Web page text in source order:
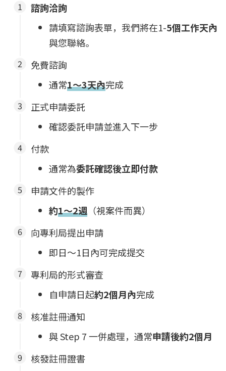
諮詢洽詢
請填寫諮詢表單，我們將在1-5個工作天內
與您聯絡。
免費諮詢
通常1～3天內完成
正式申請委託
確認委託申請並進入下一步
付款
通常為委託確認後立即付款
申請文件的製作
約1～2週（視案件而異）
向專利局提出申請
即日～1日內可完成提交
專利局的形式審查
自申請日起約2個月內完成
核准註冊通知
與 Step 7 一併處理，通常申請後約2個月
核發註冊證書